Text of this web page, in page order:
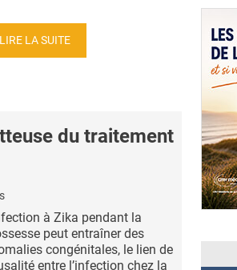
LIRE LA SUITE
du traitement
à Zika pendant la
peut entraîner des
congénitales, le lien de
entre l’infection chez la